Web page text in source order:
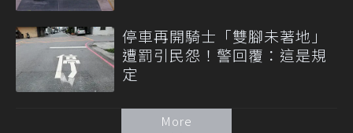
停車再開騎士「雙腳未著地」
遭罰引民怨！警回覆：這是規
定
More